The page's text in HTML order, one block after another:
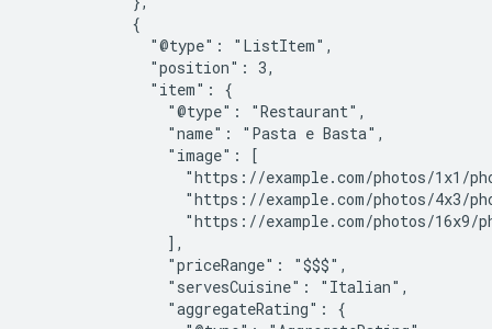
            {
              "@type": "ListItem",
              "position": 3,
              "item": {
                "@type": "Restaurant",
                "name": "Pasta e Basta",
                "image": [
"https://example.com/photos/1x1/
"https://example.com/photos/4x3/
"https://example.com/photos/16x9/
                ],
                "priceRange": "$$$",
                "servesCuisine": "Italian",
                "aggregateRating": {